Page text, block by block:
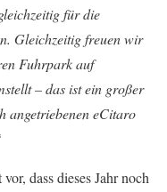
für die
Gleichzeitig freuen wir
Fuhrpark auf
– das ist ein großer
angetriebenen eCitaro
dass dieses Jahr noch